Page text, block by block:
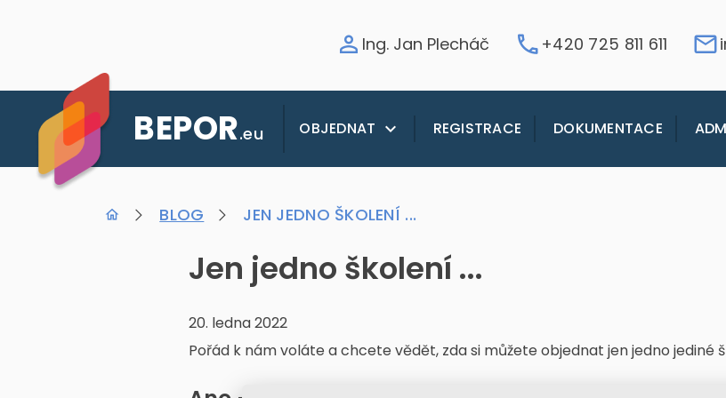
Ing. Jan Plecháč +420 725 811 611
BEPOR.eu OBJEDNAT REGISTRACE DOKUMENTACE
BLOG JEN JEDNO ŠKOLENÍ ...
Jen jedno školení ...
20. ledna 2022
Pořád k nám voláte a chcete vědět, zda si můžete objednat jen jedno jediné